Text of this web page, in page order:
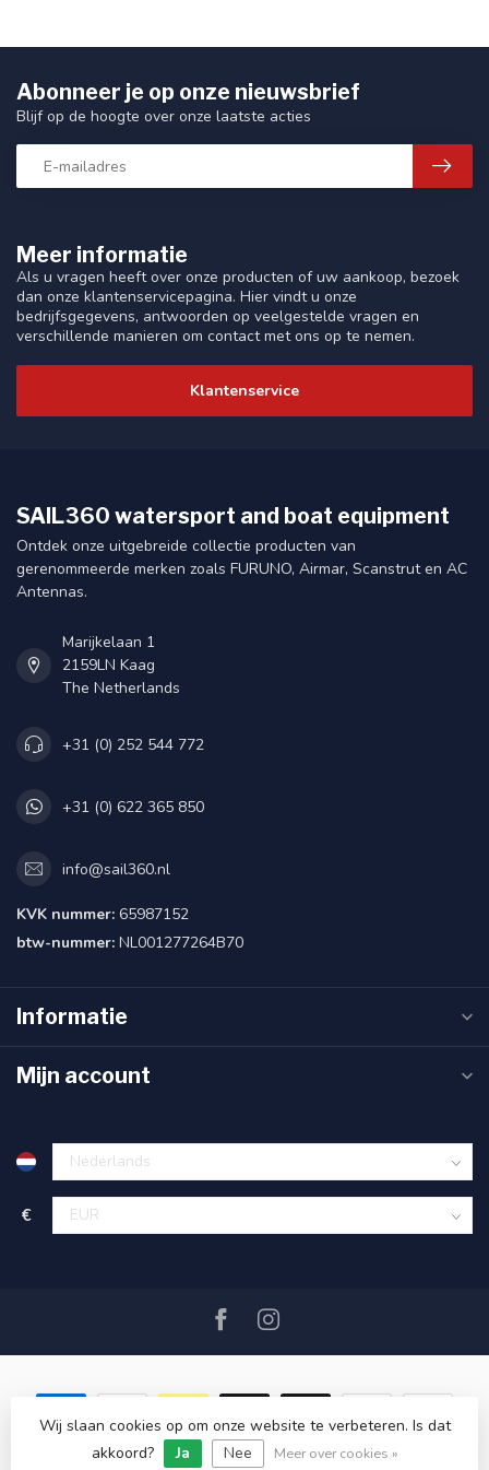
Meer informatie
Als u vragen heeft over onze producten of uw aankoop, bezoek
dan onze klantenservicepagina. Hier vindt u onze
bedrijfsgegevens, antwoorden op veelgestelde vragen en
verschillende manieren om contact met ons op te nemen.
Klantenservice
Abonneer je op onze nieuwsbrief
Blijf op de hoogte over onze laatste acties
SAIL360 watersport and boat equipment
Ontdek onze uitgebreide collectie producten van
gerenommeerde merken zoals FURUNO, Airmar, Scanstrut en AC
Antennas.
Marijkelaan 1
2159LN Kaag
The Netherlands
+31 (0) 252 544 772
+31 (0) 622 365 850
info@sail360.nl
KVK nummer: 65987152
btw-nummer: NL001277264B70
Informatie
Mijn account
€
© Copyright 2026 SAIL360 watersport and boat equipment
Wij slaan cookies op om onze website te verbeteren. Is dat
akkoord?
Ja Nee Meer over cookies »